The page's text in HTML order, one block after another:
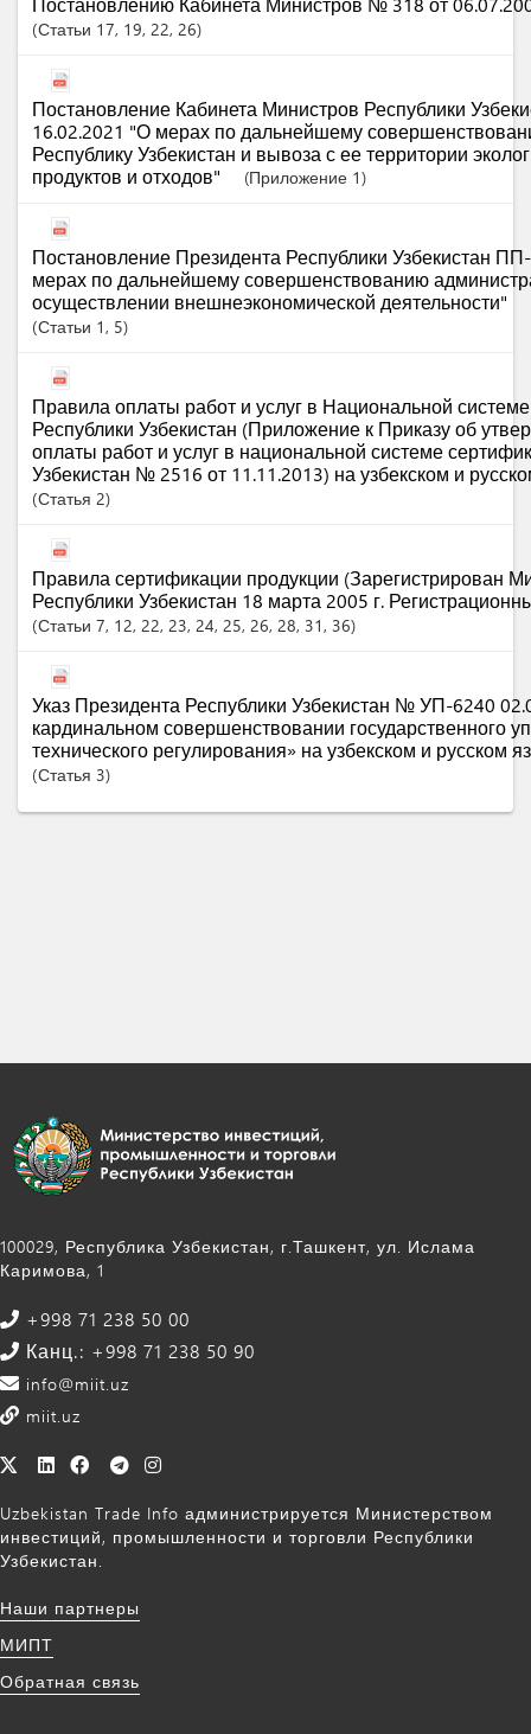
Статьи 17, 19, 22, 26
Постановление Кабинета Министров Республики
16.02.2021 "О мерах по дальнейшему
Республику Узбекистан и вывоза с ее территории
продуктов и отходов"
(Приложение 1)
Постановление Президента Республики Узбекистан
мерах по дальнейшему совершенствованию
осуществлении внешнеэкономической деятельности"
Статьи 1 , 5
Правила оплаты работ и услуг в Национальной
Республики Узбекистан (Приложение к Приказу об
оплаты работ и услуг в национальной системе
Узбекистан № 2516 от 11.11.2013) на узбекском и
Статья 2
Правила сертификации продукции (Зарегистрирован
Республики Узбекистан 18 марта 2005 г.
Статьи 7, 12, 22, 23, 24, 25, 26, 28, 31 , 36
Указ Президента Республики Узбекистан № УП-6240
кардинальном совершенствовании государственного
технического регулирования» на узбекском и русском
Статья 3
100029, Республика Узбекистан, г.Ташкент, ул. Ислама
Каримова, 1
+998 71 238 50 00
Канц.: +998 71 238 50 90
info@miit.uz
miit.uz
Uzbekistan Trade Info администрируется Министерством
инвестиций, промышленности и торговли Республики
Узбекистан.
Наши партнеры
МИПТ
Обратная связь